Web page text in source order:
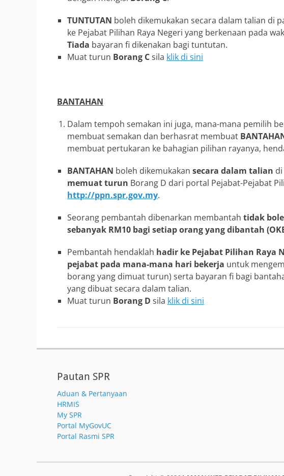
TUNTUTAN boleh dikemukakan secara dalam talian di
ke Pejabat Pilihan Raya Negeri yang berkenaan pada
Tiada bayaran fi dikenakan bagi tuntutan.
Muat turun Borang Csila klik di sini
BANTAHAN
Dalam tempoh semakan ini juga, mana-mana pemilih
membuat semakan dan berhasrat membuat
membuat pertukaran ke bahagian pilihan rayanya,
BANTAHAN boleh dikemukakan secara dalam talian
memuat turun Borang D dari portal Pejabat-Pejabat
http://ppn.spr.gov.my.
Seorang pembantah dibenarkan membantah tidak
sebanyak RM10 bagi setiap orang yang dibantah
Pembantah hendaklah hadir ke Pejabat Pilihan Raya
pejabat pada mana-mana hari bekerja untuk
borang yang dimuat turun) serta bayaran fi bagi
yang dibuat secara dalam talian.
Muat turun Borang D sila klik di sini
Pautan SPR
Aduan & Pertanyaan
HRMIS
My SPR
Portal MyGovUC
Portal Rasmi SPR